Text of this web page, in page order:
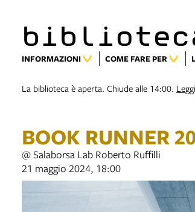
INFORMAZIONI COME FARE PER
La biblioteca è aperta. Chiude alle 14:00.
BOOK RUNNER
@ Salaborsa Lab Roberto Ruffilli
21 maggio 2024, 18:00